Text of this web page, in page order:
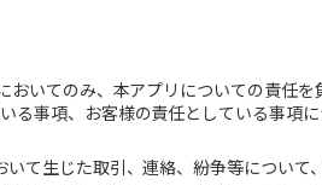
いてのみ、本アプリについての責任
る事項、お客様の責任としている事項
て生じた取引、連絡、紛争等について